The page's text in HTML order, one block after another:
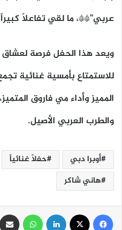
عربي”**، ما لقي تفاعلاً
ويعد هذا الحفل فرصة
للاستمتاع بأمسية غنائية
المميز وأداء مي فاروق
والطرب العربي الأصيل.
أوبرا دبي حفلاً غنائياً
هاني شاكر